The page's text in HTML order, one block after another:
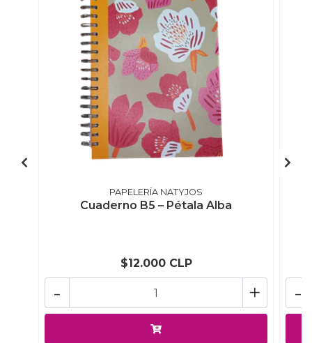
PAPELERÍA NATYJOS
Cuaderno B5 – Pétala Alba
$12.000 CLP
+
- -